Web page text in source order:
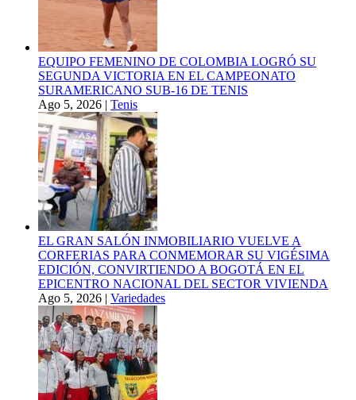
EQUIPO FEMENINO DE COLOMBIA LOGRÓ SU
SEGUNDA VICTORIA EN EL CAMPEONATO
SURAMERICANO SUB-16 DE TENIS
Ago 5, 2026 | Tenis
EL GRAN SALÓN INMOBILIARIO VUELVE A
CORFERIAS PARA CONMEMORAR SU VIGÉSIMA
EDICIÓN, CONVIRTIENDO A BOGOTÁ EN EL
EPICENTRO NACIONAL DEL SECTOR VIVIENDA
Ago 5, 2026 | Variedades